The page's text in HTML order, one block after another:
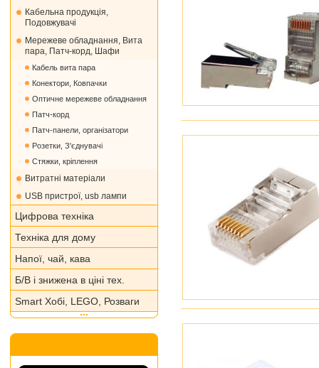
Кабельна продукція,
Подовжувачі
Мережеве обладнання, Вита
пара, Патч-корд, Шафи
Кабель вита пара
Конектори, Ковпачки
Оптичне мережеве обладнання
Патч-корд
Патч-панели, організатори
Розетки, З'єднувачі
Стяжки, кріплення
Витратні матеріали
USB пристрої, usb лампи
Цифрова техніка
Техніка для дому
Напої, чай, кава
Б/В і знижена в ціні тех.
Smart Хобі, LEGO, Розваги